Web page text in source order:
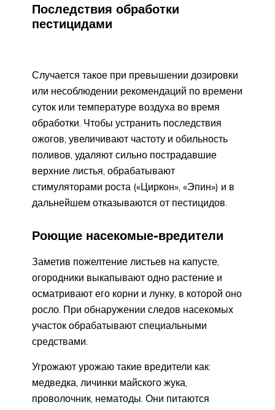
Последствия обработки
пестицидами
Случается такое при превышении дозировки
или несоблюдении рекомендаций по времени
суток или температуре воздуха во время
обработки. Чтобы устранить последствия
ожогов, увеличивают частоту и обильность
поливов, удаляют сильно пострадавшие
верхние листья, обрабатывают
стимуляторами роста («Циркон», «Эпин») и в
дальнейшем отказываются от пестицидов.
Роющие насекомые-вредители
Заметив пожелтение листьев на капусте,
огородники выкапывают одно растение и
осматривают его корни и лунку, в которой оно
росло. При обнаружении следов насекомых
участок обрабатывают специальными
средствами.
Угрожают урожаю такие вредители как:
медведка, личинки майского жука,
проволочник, нематоды. Они питаются